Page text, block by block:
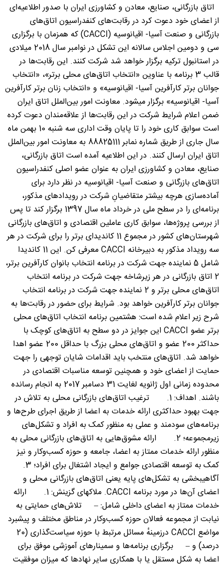
اتاق بازرگانی، صنایع، معادن و کشاورزی ایران با صدور اطلاعیه‌ای
از اعضای خود دعوت کرد در رقابت‌های کنفدراسیون اتاق‌های
بازرگانی و صنعت آسیا- اقیانوسیه (CACCI) که همزمان با برگزاری
سی و دومین اجلاس سالانه این تشکل در نوامبر سال 2018 میلادی
در استانبول ترکیه برگزار خواهد شد شرکت کنند. این رقابت‌ها در
قالب 3 برنامه با عناوین «انتخاب اتاق‌های محلی برتر»، «انتخاب
جوانان برتر کارآفرین آسیا- اقیانوسیه» و «انتخاب زنان برتر کارآفرین
آسیا- اقیانوسیه» برگزار میشود. معاونت امور بین‌الملل اتاق ایران
ضمن اعلام شرایط شرکت در این رقابت‌ها از علاقه‌مندان دعوت کرده
است سوابق کاری خود را تا پایان وقت اداری سه شنبه 10 بهمن ماه
سال جاری از طریق شماره نمابر 88825111 به معاونت امور بین‌الملل
اتاق ایران ارسال کنند. در این اطلاعیه آمده است اتاق بازرگانی،
صنایع، معادن و کشاورزی ایران به عنوان عضو اصلی کنفدراسیون
اتاق‌های بازرگانی و صنعت آسیا- اقیانوسیه در نظر دارد برای
آماده‌سازی هرچه بیشتر متقاضیانِ شرکت در رویدادهای مذکور،
برنامه‌ای را در سطح ملی در خرداد ماه سال 1397 برگزار کند تا پس
از بررسی پروژه‌ها، سوابق کاری عاملین اقتصادی و اتاق‌های بازرگانی
شهرستان‌های کشور در مجموع 11 کاندیدای برتر را برای شرکت در هر
سه رویداد مذکور به دبیرخانه CACCI معرفی کن. این 11 کاندیدا
شامل 5 نماینده جهت شرکت در برنامه انتخاب بانوان کارآفرین برتر،
2 اتاق بازرگانی در هر زیرشاخه جهت شرکت در برنامه انتخاب
اتاق‌های محلی برتر و 2 نماینده جهت شرکت در برنامه انتخاب
جوانان برتر کارآفرین خواهد بود. شرایط برای حضور در رقابت‌ها به
شرح زیر اعلام شده است: هشتمین برنامه انتخاب اتاق‌های محلی
برتر عضو CACCI این جوایز در دو سطح به اتاق‌های کوچک با
حداکثر 200 عضو و اتاق‌های محلی بزرگ با حداقل 200 عضو اهدا
خواهد شد. اتاق‌های منتخب باید اقدامات شایان توجهی را جهت
حمایت از اعضای خود و همچنین توسعه مناسبات اقتصادی در
محدوده زمانی اول ژانویه لغایت 31 دسامبر 2017 به انجام رسانده
باشند. اهداف: 1. ترغیب اتاق‌های بازرگانی محلی به تلاش در
جهت بهبود حداکثری ارائه خدمات به اعضا از طریق اجرای طرح‌ها و
برنامه‌های سودمند و عملی به منظور کمک به افراد و تشکل‌های
زیرمجموعه؛ 2. ارائه مشوق‌هایی به اتاق‌های بازرگانی محلی به
منظور ارائه خدمات ممتاز به اعضا، جامعه و حوزه کسب‌وکار و نیز
کمک به توسعه اقتصادی جوامع و ایجاد اشتغال برای افراد؛ 3.
آگاهیبخشی به تشکل‌های پایه یعنی اتاق‌های بازرگانی محلی و
اعضای آن‌ها در مورد برنامه CACCI. ملاکهای گزینش: 1. ارائه
خدمات ممتاز به اعضای داخلی شامل: – تلاش‌های حمایتی به
نیابت از مجموعه فعالان حوزه کسب‌وکار در مناطق مختلف و پیشبرد
مواضع CACCI درزمینهٔ مسائل مرتبط با حوزه سیاست‌گذاری (20
درصد) و – برگزاری برنامه‌ها و سمینارهای آموزشی موفق برای
اعضا به شکل مستقل یا با همکاری سایر نهادها که میزان موفقیت